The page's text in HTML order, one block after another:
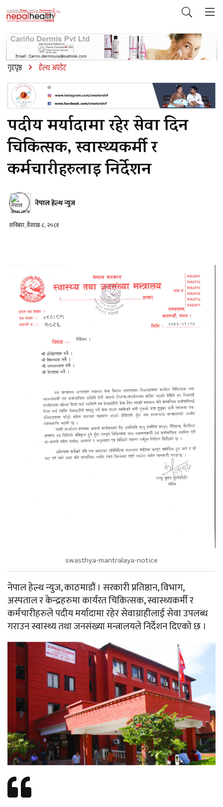
गृहपृष्ठ हेल्थ अपडेट
पदीय मर्यादामा रहेर सेवा दिन
चिकित्सक, स्वास्थ्यकर्मी र
कर्मचारीहरुलाइ निर्देशन
नेपाल हेल्थ न्युज
शनिबार, वैशाख ८, २०८१
swasthya-mantralaya-notice
नेपाल हेल्थ न्युज, काठमाडौं । सरकारी प्रतिष्ठान, विभाग,
अस्पताल र केन्द्रहरुमा कार्यरत चिकित्सक, स्वास्थ्यकर्मी र
कर्मचारीहरुले पदीय मर्यादामा रहेर सेवाग्राहीलाई सेवा उपलब्ध
गराउन स्वास्थ्य तथा जनसंख्या मन्त्रालयले निर्देशन दिएको छ ।